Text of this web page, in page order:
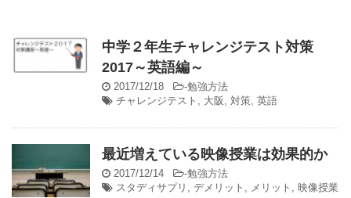
中学２年生チャレンジテスト対策
2017～英語編～
2017/12/18 -勉強方法
チャレンジテスト , 大阪 , 対策, 英語
最近増えている映像授業は効果的か
2017/12/14 -勉強方法
スタディサプリ , デメリット , メリット , 映像授業